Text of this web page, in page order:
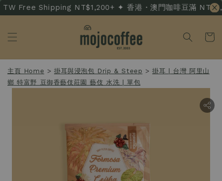
Free Shipping NT$1,200+ ✦ 香港・澳門咖啡豆滿
主頁 Home >掛耳與浸泡包 Drip & Steep >掛耳 | 台灣 阿里山
鄉 特富野 豆御香藝伎莊園 藝伎 水洗 | 單包